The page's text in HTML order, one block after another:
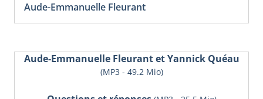
Aude-Emmanuelle Fleurant
Aude-Emmanuelle Fleurant et Yannick Quéau
(MP3 - 49.2 Mio)